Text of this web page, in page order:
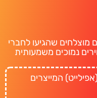
מוצלחים שהגיעו לחברי
נמוכים משמעותית
המייצרים